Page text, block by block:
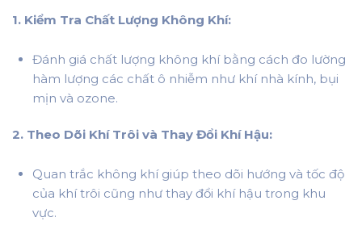
1. Kiểm Tra Chất Lượng Không Khí:
Đánh giá chất lượng không khí bằng cách đo lường
hàm lượng các chất ô nhiễm như khí nhà kính, bụi
mịn và ozone.
2. Theo Dõi Khí Trôi và Thay Đổi Khí Hậu:
Quan trắc không khí giúp theo dõi hướng và tốc độ
của khí trôi cũng như thay đổi khí hậu trong khu
vực.